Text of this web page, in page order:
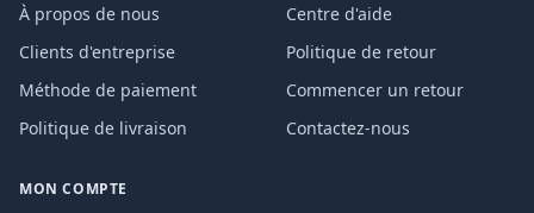
À propos de nous
Clients d'entreprise
Méthode de paiement
Politique de livraison
Centre d'aide
Politique de retour
Commencer un retour
Contactez-nous
MON COMPTE